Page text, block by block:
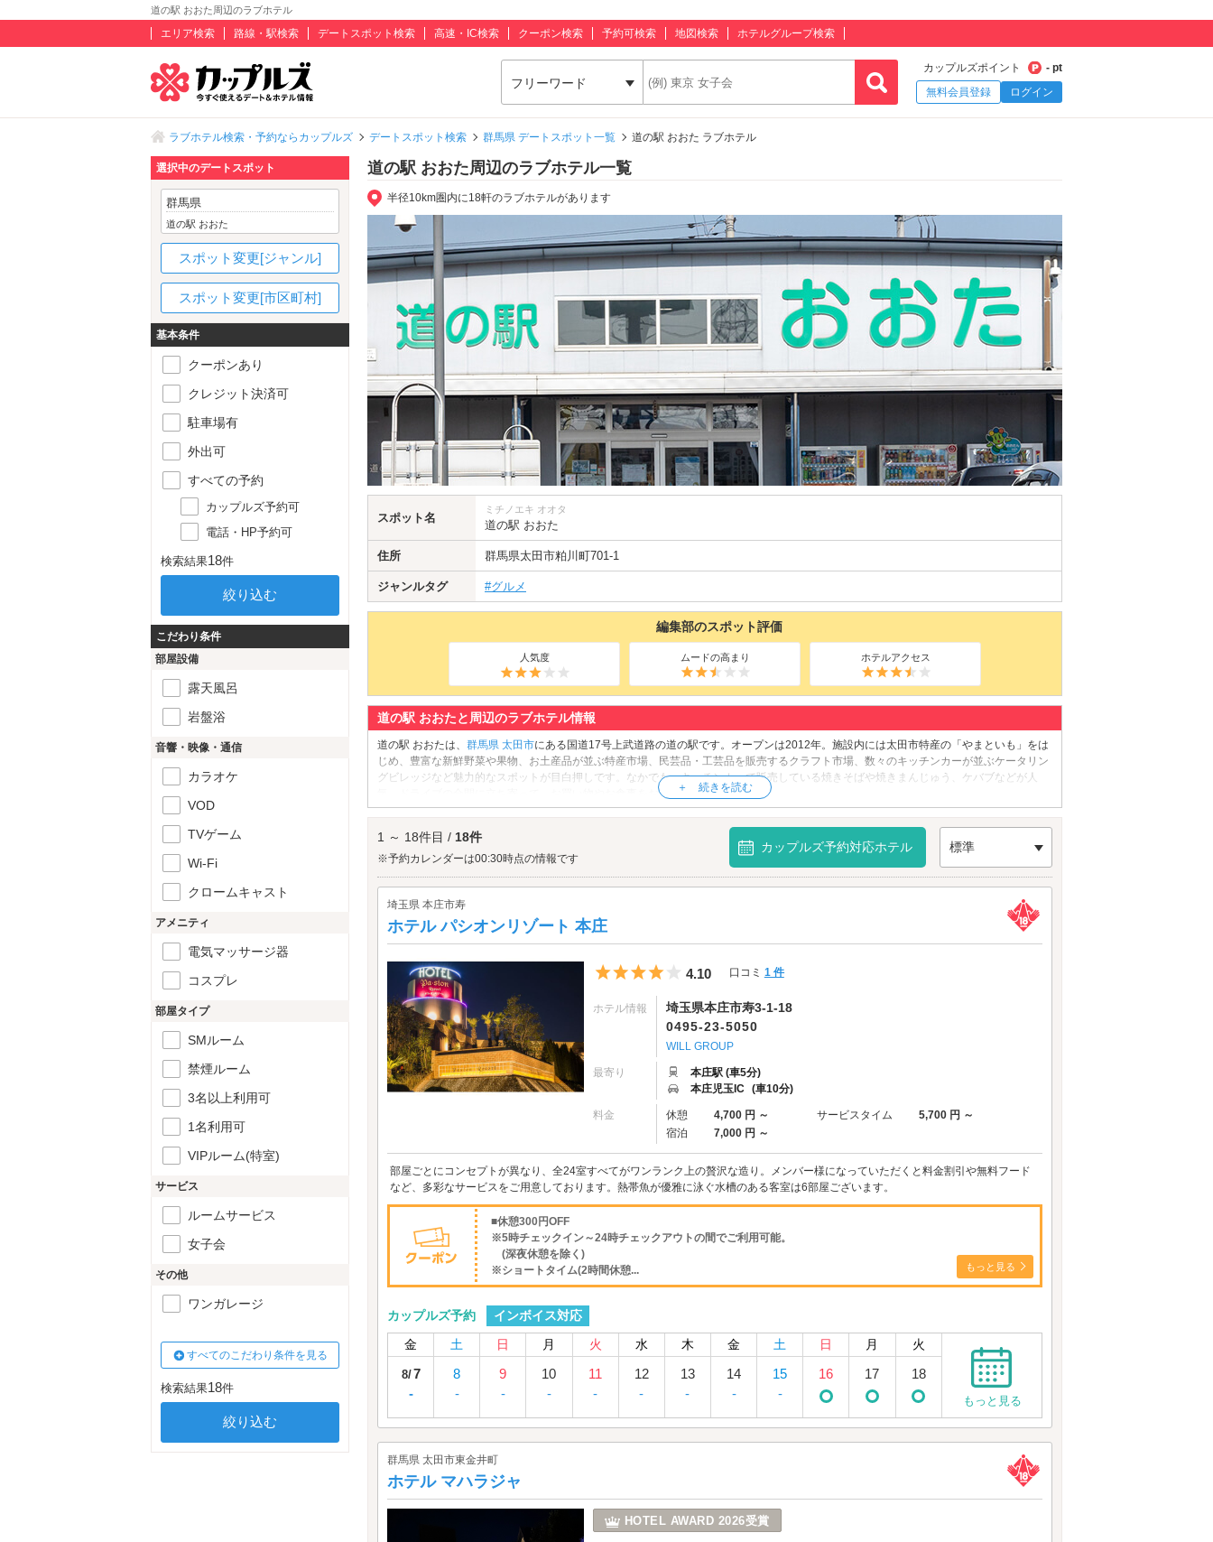
道の駅 おおた周辺のラブホテル
エリア検索 路線・駅検索 デートスポット検索 高速・IC検索 クーポン検索 予約可検索 地図検索 ホテルグループ検索
フリーワード
カップルズポイント
- pt
無料会員登録
ログイン
ラブホテル検索・予約ならカップルズ デートスポット検索 群馬県 デートスポット一覧 道の駅 おおた ラブホテル
道の駅 おおた周辺のラブホテル一覧
半径10km圏内に18軒のラブホテルがあります
スポット名
ミチノエキ オオタ
道の駅 おおた
住所 群馬県太田市粕川町701-1
ジャンルタグ #グルメ
編集部のスポット評価
人気度 ムードの高まり ホテルアクセス
道の駅 おおたと周辺のラブホテル情報
道の駅 おおたは、 群馬県 太田市にある国道17号上武道路の道の駅です。オープンは2012年。施設内には太田市特産の「やまといも」をは
じめ、豊富な新鮮野菜や果物、お土産品が並ぶ特産市場、民芸品・工芸品を販売するクラフト市場、数々のキッチンカーが並ぶケータリン
グビレッジなど魅力的なスポットが目白押しです。なかでも、キッチンカーで販売している焼きそばや焼きまんじゅう、ケバブなどが人
気。ドライブの合間に立ち寄って、お買い物やお食事をお楽しみください。
道の駅 おおたへは、境町エリアのラブホテルからもアクセスが便利です。
1 ～ 18件目 / 18件
※予約カレンダーは00:30時点の情報です
カップルズ予約対応ホテル 標準
埼玉県 本庄市寿
ホテル パシオンリゾート 本庄
5つ星のうち4
4.10 口コミ 1 件
ホテル情報
埼玉県本庄市寿3-1-18
0495-23-5050
WILL GROUP
最寄り
本庄駅 (車5分)
本庄児玉IC (車10分)
料金 休憩 4,700 円 ～ サービスタイム
5,700 円 ～
宿泊
7,000 円 ～
部屋ごとにコンセプトが異なり、全24室すべてがワンランク上の贅沢な造り。メンバー様になっていただくと料金割引や無料フード
など、多彩なサービスをご用意しております。熱帯魚が優雅に泳ぐ水槽のある客室は6部屋ございます。
■休憩300円OFF
※5時チェックイン～24時チェックアウトの間でご利用可能。
(深夜休憩を除く)
※ショートタイム(2時間休憩...
もっと見る
カップルズ予約
インボイス対応
金
土 日 月 火 水 木 金 土 日 月 火
8/7
-
8
-
9
-
10
-
11
-
12
-
13
-
14
-
15
-
16 17 18
もっと見る
群馬県 太田市東金井町
ホテル マハラジャ
HOTEL AWARD 2026受賞
選択中のデートスポット
群馬県
道の駅 おおた
スポット変更[ジャンル]
スポット変更[市区町村]
基本条件
クーポンあり
クレジット決済可
駐車場有
外出可
すべての予約
カップルズ予約可
電話・HP予約可
検索結果18件
こだわり条件
部屋設備
露天風呂
岩盤浴
音響・映像・通信
カラオケ
VOD
TVゲーム
Wi-Fi
クロームキャスト
アメニティ
電気マッサージ器
コスプレ
部屋タイプ
SMルーム
禁煙ルーム
3名以上利用可
1名利用可
VIPルーム(特室)
サービス
ルームサービス
女子会
その他
ワンガレージ
すべてのこだわり条件を見る
検索結果18件